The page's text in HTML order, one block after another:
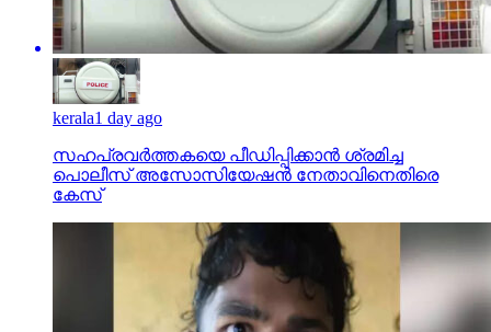
kerala1 day ago
സഹപ്രവര്‍ത്തകയെ പീഡിപ്പിക്കാന്‍ ശ്രമിച്ച
പൊലീസ് അസോസിയേഷന്‍ നേതാവിനെതിരെ
കേസ്